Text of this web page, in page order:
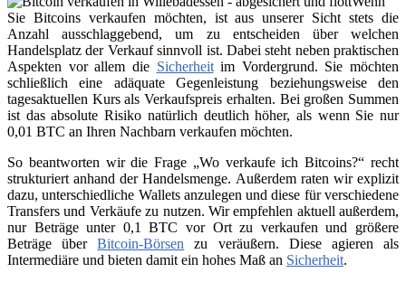
Sie Bitcoins verkaufen möchten, ist aus unserer Sicht stets die
Anzahl ausschlaggebend, um zu entscheiden über welchen
Handelsplatz der Verkauf sinnvoll ist. Dabei steht neben praktischen
Aspekten vor allem die Sicherheitim Vordergrund. Sie möchten
schließlich eine adäquate Gegenleistung beziehungsweise den
tagesaktuellen Kurs als Verkaufspreis erhalten. Bei großen Summen
ist das absolute Risiko natürlich deutlich höher, als wenn Sie nur
0,01 BTC an Ihren Nachbarn verkaufen möchten.
So beantworten wir die Frage „Wo verkaufe ich Bitcoins?“ recht
strukturiert anhand der Handelsmenge. Außerdem raten wir explizit
dazu, unterschiedliche Wallets anzulegen und diese für verschiedene
Transfers und Verkäufe zu nutzen. Wir empfehlen aktuell außerdem,
nur Beträge unter 0,1 BTC vor Ort zu verkaufen und größere
Beträge überBitcoin-Börsen zu veräußern. Diese agieren als
Intermediäre und bieten damit ein hohes Maß an Sicherheit.